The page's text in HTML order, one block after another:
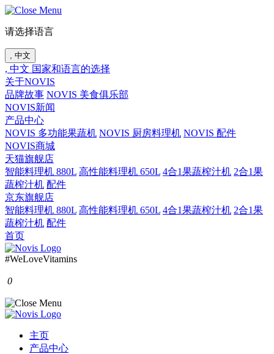
请选择语言
, 中文
, 中文 国家和语言的选择
关于NOVIS
品牌故事 NOVIS 美食俱乐部
NOVIS新闻
产品中心
NOVIS 多功能果蔬机 NOVIS 厨房料理机 NOVIS 配件
NOVIS商城
天猫旗舰店
智能料理机 880L 高性能料理机 650L 4合1果蔬榨汁机 2合1果
蔬榨汁机 配件
京东旗舰店
智能料理机 880L 高性能料理机 650L 4合1果蔬榨汁机 2合1果
蔬榨汁机 配件
首页
#WeLoveVitamins
0
主页
产品中心